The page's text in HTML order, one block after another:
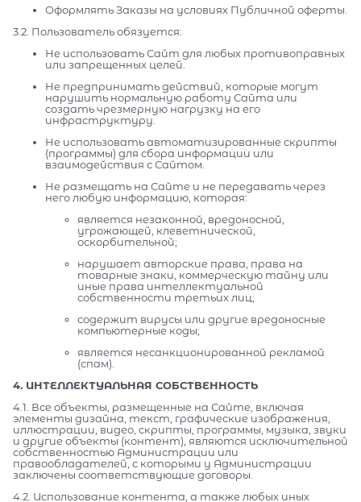
Оформлять Заказы на условиях Публичной оферты.
3.2. Пользователь обязуется:
Не использовать Сайт для любых противоправных
или запрещенных целей.
Не предпринимать действий, которые могут
нарушить нормальную работу Сайта или
создать чрезмерную нагрузку на его
инфраструктуру.
Не использовать автоматизированные скрипты
(программы) для сбора информации или
взаимодействия с Сайтом.
Не размещать на Сайте и не передавать через
него любую информацию, которая:
является незаконной, вредоносной,
угрожающей, клеветнической,
оскорбительной;
нарушает авторские права, права на
товарные знаки, коммерческую тайну или
иные права интеллектуальной
собственности третьих лиц;
содержит вирусы или другие вредоносные
компьютерные коды;
является несанкционированной рекламой
(спам).
4. ИНТЕЛЛЕКТУАЛЬНАЯ СОБСТВЕННОСТЬ
4.1. Все объекты, размещенные на Сайте, включая
элементы дизайна, текст, графические изображения,
иллюстрации, видео, скрипты, программы, музыка, звуки
и другие объекты (контент), являются исключительной
собственностью Администрации или
правообладателей, с которыми у Администрации
заключены соответствующие договоры.
4.2. Использование контента, а также любых иных